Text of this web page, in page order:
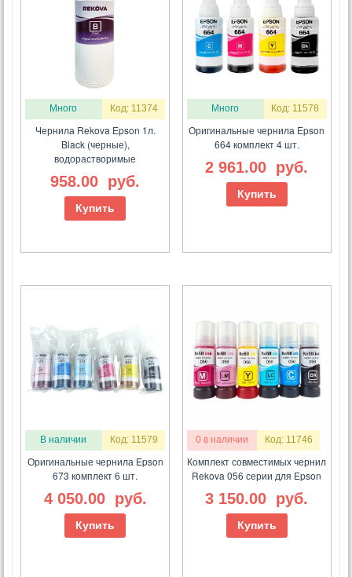
Много Код: 11374
Чернила Rekova Epson 1л.
Black (черные),
водорастворимые
958.00 руб.
Купить
Много Код: 11578
Оригинальные чернила Epson
664 комплект 4 шт.
2 961.00 руб.
Купить
В наличии Код: 11579
Оригинальные чернила Epson
673 комплект 6 шт.
4 050.00 руб.
Купить
0 в наличии Код: 11746
Комплект совместимых чернил
Rekova 056 серии для Epson
3 150.00 руб.
Купить